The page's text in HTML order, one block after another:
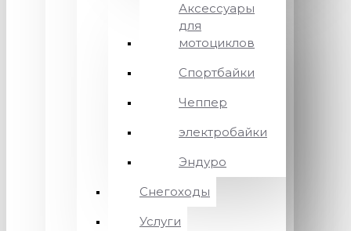
Аксессуары
для
мотоциклов
Спортбайки
Чеппер
электробайки
Эндуро
Снегоходы
Услуги